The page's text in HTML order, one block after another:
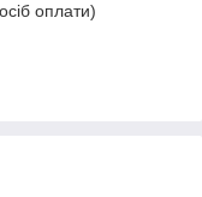
оплати)